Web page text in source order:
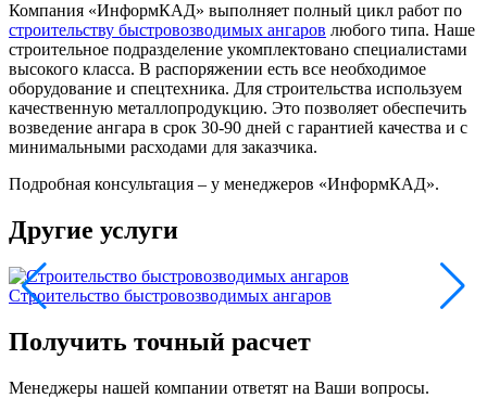
Компания «ИнформКАД» выполняет полный цикл работ по
строительству быстровозводимых ангаров любого типа. Наше
строительное подразделение укомплектовано специалистами
высокого класса. В распоряжении есть все необходимое
оборудование и спецтехника. Для строительства используем
качественную металлопродукцию. Это позволяет обеспечить
возведение ангара в срок 30-90 дней с гарантией качества и с
минимальными расходами для заказчика.
Подробная консультация – у менеджеров «ИнформКАД».
Другие услуги
Строительство быстровозводимых ангаров
Получить точный расчет
Менеджеры нашей компании ответят на Ваши вопросы.